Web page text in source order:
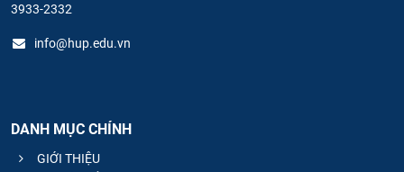
3933-2332
info@hup.edu.vn
DANH MỤC CHÍNH
GIỚI THIỆU